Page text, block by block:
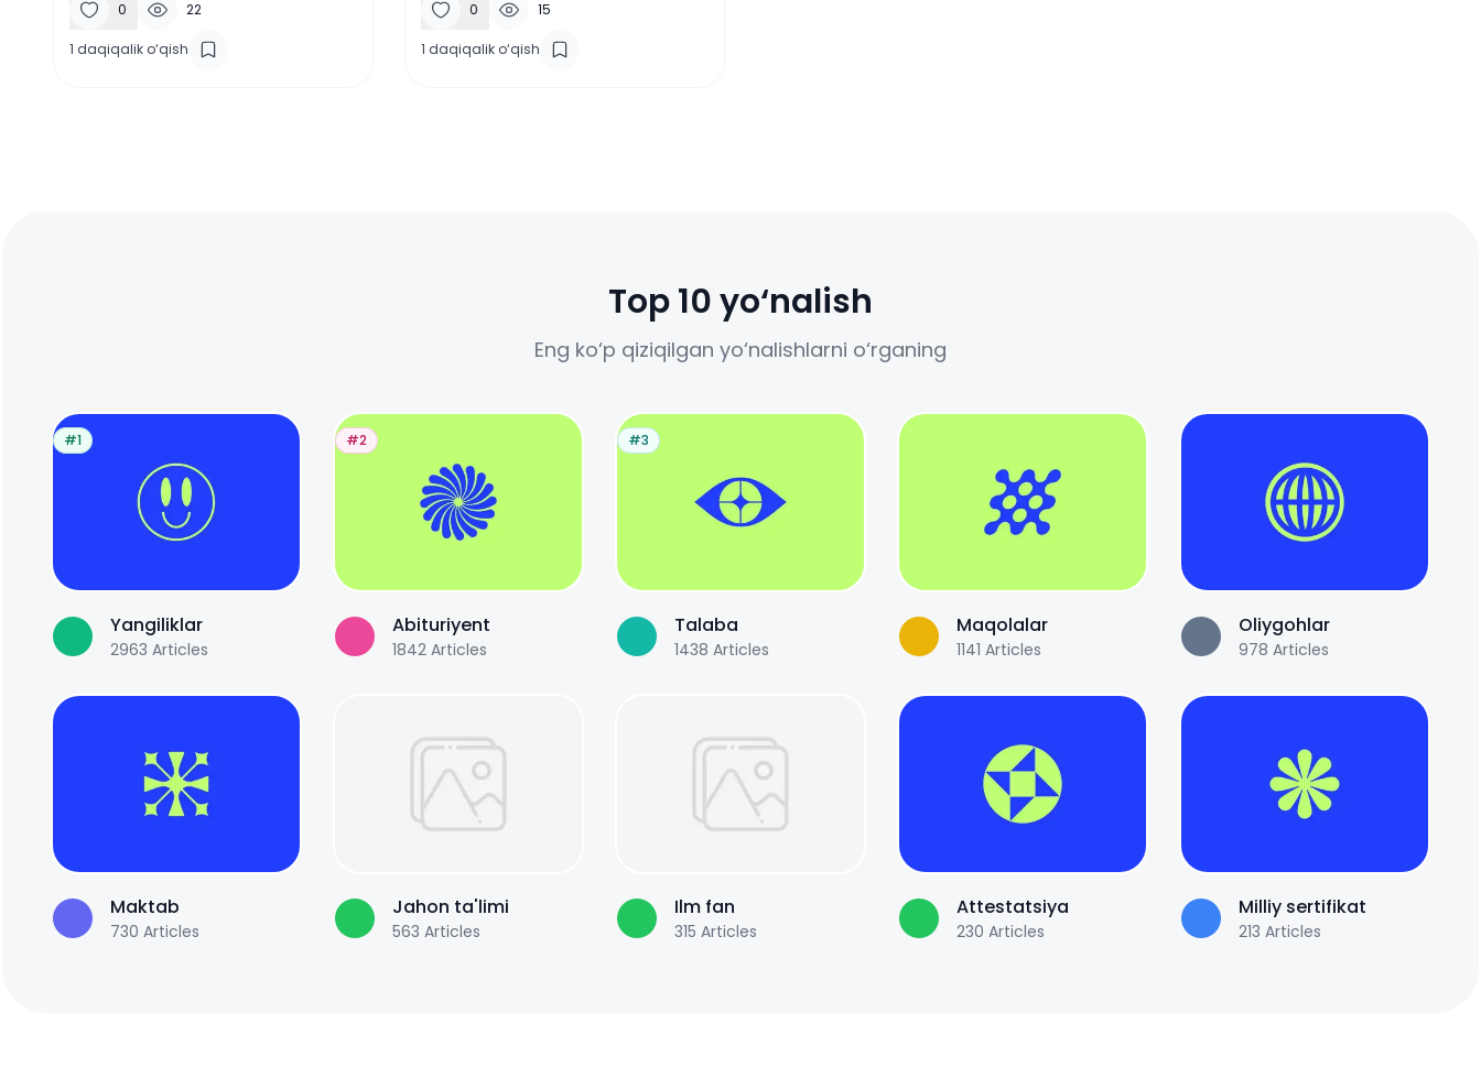
0 22
1 daqiqalik o‘qish
0 15
1 daqiqalik o‘qish
Top 10 yo‘nalish
Eng ko‘p qiziqilgan yo‘nalishlarni o‘rganing
#1
Yangiliklar
2963 Articles
#2
Abituriyent
1842 Articles
#3
Talaba
1438 Articles
Maqolalar
1141 Articles
Oliygohlar
978 Articles
Maktab
730 Articles
Jahon ta'limi
563 Articles
Ilm fan
315 Articles
Attestatsiya
230 Articles
Milliy sertifikat
213 Articles